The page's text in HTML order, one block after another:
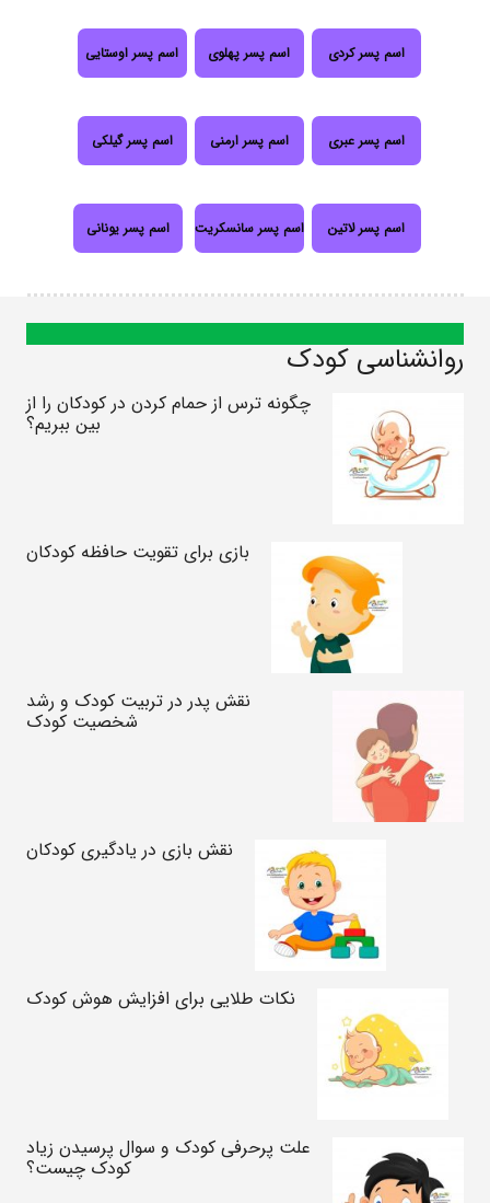
اسم پسر کردی اسم پسر پهلوی اسم پسر اوستایی
اسم پسر عبری اسم پسر ارمنی اسم پسر گیلکی
اسم پسر لاتین اسم پسر سانسکریت اسم پسر یونانی
روانشناسی کودک
چگونه ترس از حمام کردن در کودکان را از
بین ببریم؟
بازی برای تقویت حافظه کودکان
نقش پدر در تربیت کودک و رشد
شخصیت کودک
نقش بازی در یادگیری کودکان
نکات طلایی برای افزایش هوش کودک
علت پرحرفی کودک و سوال پرسیدن زیاد
کودک چیست؟